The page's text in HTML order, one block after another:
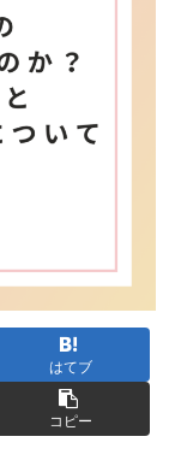
はてブ
コピー